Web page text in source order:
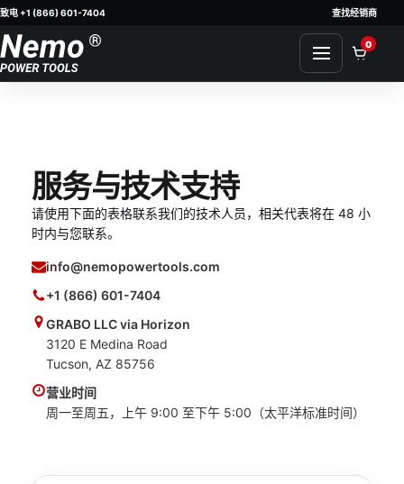
Skip to content
致电 +1 (866) 601-7404 查找经销商
0
服务与技术支持
请使用下面的表格联系我们的技术人员，相关代表将在 48 小
时内与您联系。
info@nemopowertools.com
+1 (866) 601-7404
GRABO LLC via Horizon
3120 E Medina Road
Tucson, AZ 85756
营业时间
周一至周五，上午 9:00 至下午 5:00（太平洋标准时间）